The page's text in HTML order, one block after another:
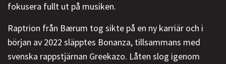
fokusera fullt ut på musiken.
Raptrion från Bærum tog sikte på en ny karriär och i
början av 2022 släpptes Bonanza, tillsammans med
svenska rappstjärnan Greekazo. Låten slog igenom